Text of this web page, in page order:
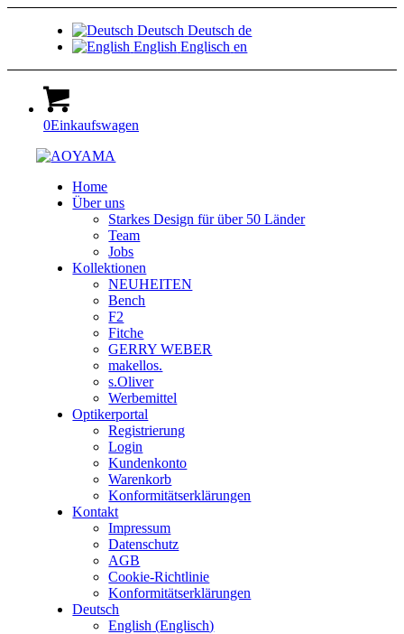
Deutsch Deutsch de
English Englisch en
0Einkaufswagen
Home
Über uns
Starkes Design für über 50 Länder
Team
Jobs
Kollektionen
NEUHEITEN
Bench
F2
Fitche
GERRY WEBER
makellos.
s.Oliver
Werbemittel
Optikerportal
Registrierung
Login
Kundenkonto
Warenkorb
Konformitätserklärungen
Kontakt
Impressum
Datenschutz
AGB
Cookie-Richtlinie
Konformitätserklärungen
Deutsch
English (Englisch)